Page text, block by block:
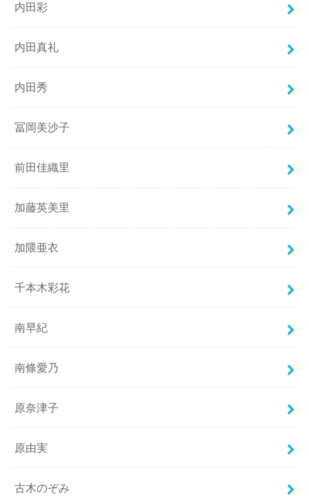
内田彩
内田真礼
内田秀
冨岡美沙子
前田佳織里
加藤英美里
加隈亜衣
千本木彩花
南早紀
南條愛乃
原奈津子
原由実
古木のぞみ